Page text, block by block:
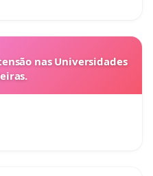
nas Universidades